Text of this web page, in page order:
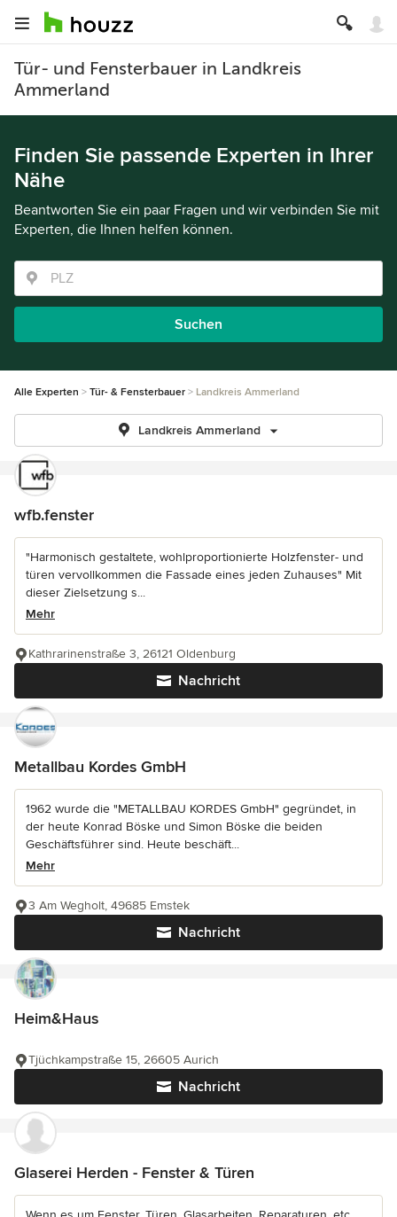
Tür- und Fensterbauer in Landkreis
Ammerland
Finden Sie passende Experten in Ihrer
Nähe
Beantworten Sie ein paar Fragen und wir verbinden Sie mit
Experten, die Ihnen helfen können.
Suchen
Alle Experten Tür- & Fensterbauer Landkreis Ammerland
Landkreis Ammerland
wfb.fenster
"Harmonisch gestaltete, wohlproportionierte Holzfenster- und
türen vervollkommen die Fassade eines jeden Zuhauses" Mit
dieser Zielsetzung s...
Mehr
Nachricht
Kathrarinenstraße 3, 26121 Oldenburg
Metallbau Kordes GmbH
1962 wurde die "METALLBAU KORDES GmbH" gegründet, in
der heute Konrad Böske und Simon Böske die beiden
Geschäftsführer sind. Heute beschäft...
Mehr
Nachricht
3 Am Wegholt, 49685 Emstek
Heim&Haus
Nachricht
Tjüchkampstraße 15, 26605 Aurich
Glaserei Herden - Fenster & Türen